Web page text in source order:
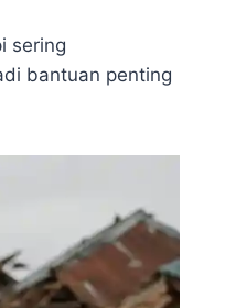
sering
bantuan penting